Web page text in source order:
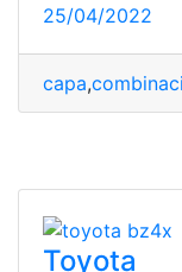
25/04/2022
capa,
Toyota